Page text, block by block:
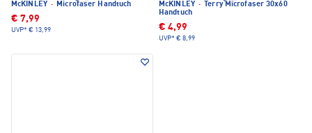
McKINLEY · Microfaser Handtuch
€ 7,99
UVP* € 13,99
McKINLEY ·
Terry Microfaser 30x60
Handtuch
€ 4,99
UVP* € 8,99